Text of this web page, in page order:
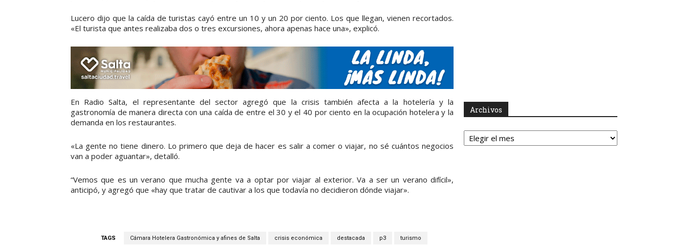
Lucero dijo que la caída de turistas cayó entre un 10 y un 20 por ciento. Los que llegan, vienen recortados.
«El turista que antes realizaba dos o tres excursiones, ahora apenas hace una», explicó.
En Radio Salta, el representante del sector agregó que la crisis también afecta a la hotelería y la
gastronomía de manera directa con una caída de entre el 30 y el 40 por ciento en la ocupación hotelera y la
demanda en los restaurantes.
«La gente no tiene dinero. Lo primero que deja de hacer es salir a comer o viajar, no sé cuántos negocios
van a poder aguantar», detalló.
“Vemos que es un verano que mucha gente va a optar por viajar al exterior. Va a ser un verano difícil»,
anticipó, y agregó que «hay que tratar de cautivar a los que todavía no decidieron dónde viajar».
TAGS Cámara Hotelera Gastronómica y afines de Salta crisis económica destacada p3 turismo
Archivos
Archivos